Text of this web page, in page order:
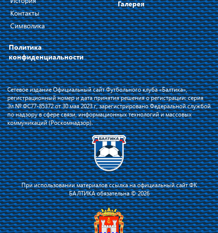
Контакты
Символика
Политика
конфиденциальности
Галерея
Сетевое издание Официальный сайт Футбольного клуба «Балтика»,
регистрационный номер и дата принятия решения о регистрации: серия
Эл № ФС77-85372 от 30 мая 2023 г, зарегистрировано Федеральной службой
по надзору в сфере связи, информационных технологий и массовых
коммуникаций (Роскомнадзор).
При использовании материалов ссылка на официальный сайт ФК
БАЛТИКА обязательна © 2026